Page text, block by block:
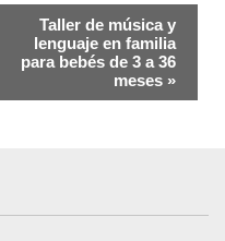
Taller de música y
lenguaje en familia
para bebés de 3 a 36
meses »